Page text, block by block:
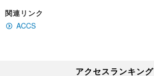
関連リンク
ACCS
アクセスランキング